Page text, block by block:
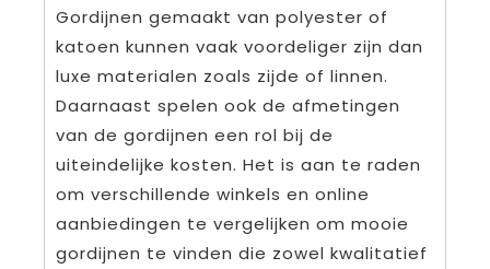
Gordijnen gemaakt van polyester of
katoen kunnen vaak voordeliger zijn dan
luxe materialen zoals zijde of linnen.
Daarnaast spelen ook de afmetingen
van de gordijnen een rol bij de
uiteindelijke kosten. Het is aan te raden
om verschillende winkels en online
aanbiedingen te vergelijken om mooie
gordijnen te vinden die zowel kwalitatief